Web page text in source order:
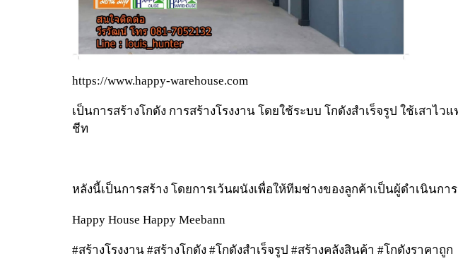
https://www.happy-warehouse.com
เป็นการสร้างโกดัง การสร้างโรงงาน โดยใช้ระบบ โกดังสำเร็จรูป ใช้เสาไ
ชีท
หลังนี้เป็นการสร้าง โดยการเว้นผนังเพื่อให้ทีมช่างของลูกค้าเป็นผู้ดำเนินการ
Happy House Happy Meebann
#สร้างโรงงาน #สร้างโกดัง #โกดังสำเร็จรูป #สร้างคลังสินค้า #โกดังราคาถูก